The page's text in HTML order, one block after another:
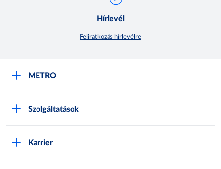
Hírlevél
Feliratkozás hírlevélre
METRO
Szolgáltatások
Karrier